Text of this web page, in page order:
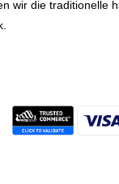
wir die traditionelle